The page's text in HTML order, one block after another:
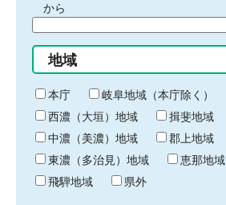
間
始
り
から
間
終
わ
り
地域
本庁
岐阜地域（本庁除く）
西濃（大垣）地域
揖斐地域
中濃（美濃）地域
郡上地域
東濃（多治見）地域
恵那地域
飛騨地域
県外